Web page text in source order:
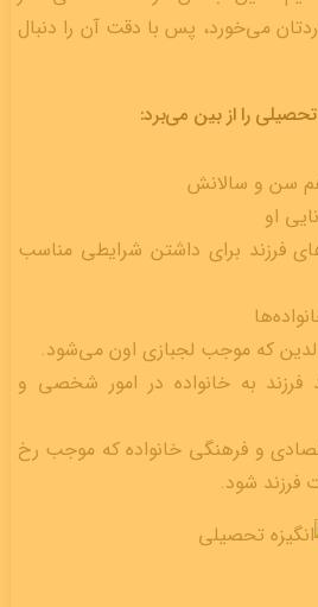
می‌خورد، پس با دقت آن را دنبال
تحصیلی را از بین می‌برد:
فرزند برای داشتن شرایطی مناسب
به خانواده در امور شخصی و
و فرهنگی خانواده که موجب رخ
فرزند شود.